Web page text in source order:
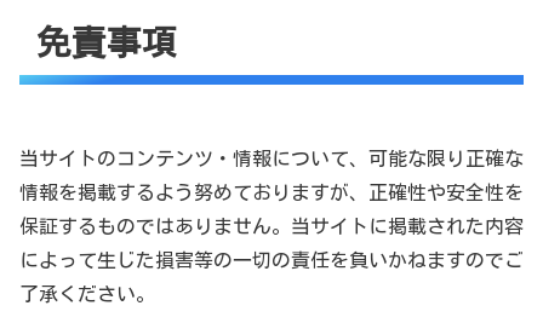
免責事項
当サイトのコンテンツ・情報について、可能な限り正確な
情報を掲載するよう努めておりますが、正確性や安全性を
保証するものではありません。当サイトに掲載された内容
によって生じた損害等の一切の責任を負いかねますのでご
了承ください。